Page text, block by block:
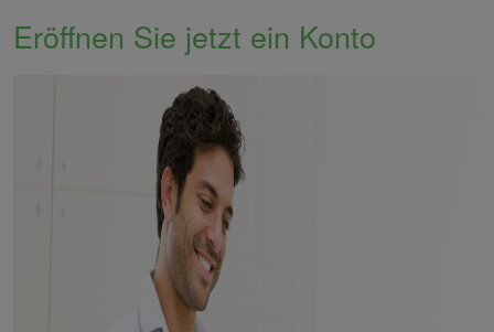
Eröffnen Sie jetzt ein Konto